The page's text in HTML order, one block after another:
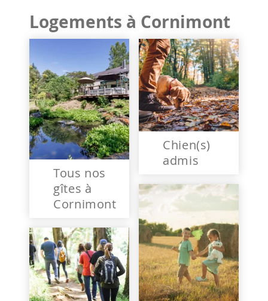
Logements à Cornimont
Tous nos
gîtes à
Cornimont
Chien(s)
admis